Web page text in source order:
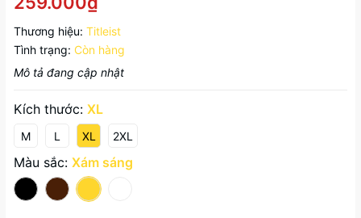
Thương hiệu: Titleist
Tình trạng: Còn hàng
Mô tả đang cập nhật
Kích thước: XL
M L XL 2XL
Màu sắc: Xám sáng